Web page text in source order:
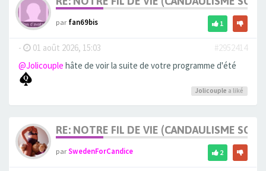
parfan69bis 1
- 01 août 2026, 15:03
#2952414
@Jolicouple hâte de voir la suite de votre programme d'été
Jolicouple a liké
RE: NOTRE FIL DE VIE (CANDAULISME
parSwedenForCandice 2